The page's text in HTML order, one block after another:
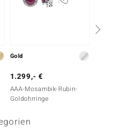
Gold
1.299,- €
AAA-Mosambik-Rubin-
Goldohrringe